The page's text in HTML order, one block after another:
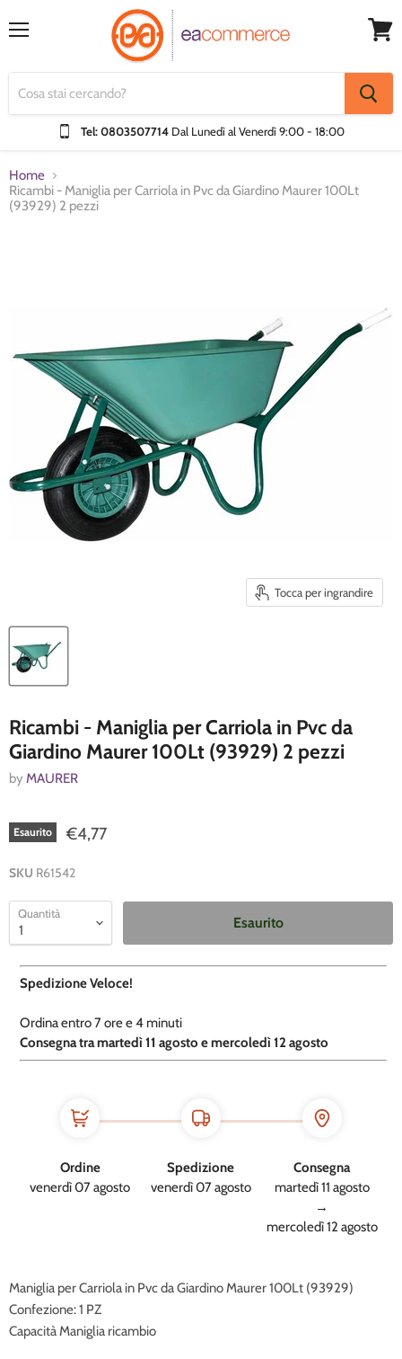
Tel: 0803507714 Dal Lunedì al Venerdì9:00 - 18:00
Home
Ricambi - Maniglia per Carriola in Pvc da Giardino Maurer 100Lt
(93929) 2 pezzi
Tocca per ingrandire
Ricambi - Maniglia per Carriola in Pvc da
Giardino Maurer 100Lt (93929) 2 pezzi
by MAURER
Esaurito €4,77
SKU R61542
Quantità
Esaurito
Spedizione Veloce!
Ordina entro7 ore e4 minuti
​Consegna tra martedì 11 agosto e mercoledì 12 agosto
Ordine
venerdì 07 agosto
Spedizione
venerdì 07 agosto
Consegna
martedì 11 agosto
→
mercoledì 12 agosto
Maniglia per Carriola in Pvc da Giardino Maurer 100Lt (93929)
Confezione: 1 PZ
Capacità Maniglia ricambio